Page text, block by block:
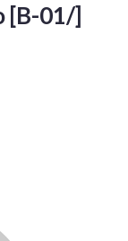
[B-01/]